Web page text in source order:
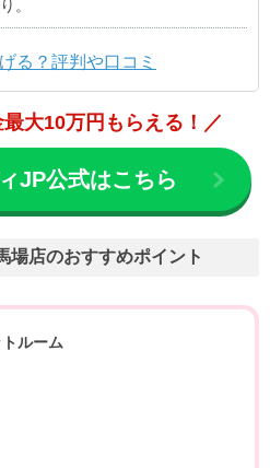
。
る？評判や口コミ
大10万円もらえる！／
JP公式はこちら
場店のおすすめポイント
ルーム